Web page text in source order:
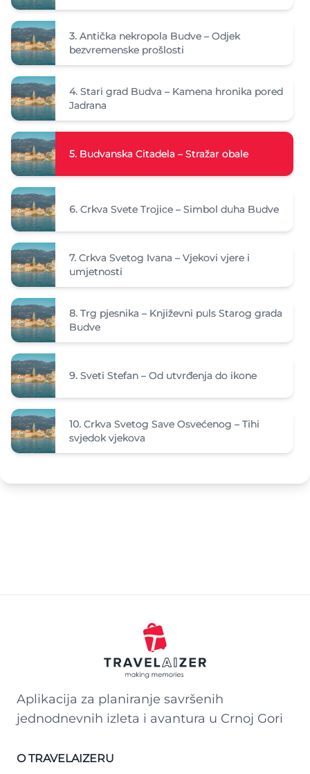
3. Antička nekropola Budve – Odjek
bezvremenske prošlosti
4. Stari grad Budva – Kamena hronika pored
Jadrana
5. Budvanska Citadela – Stražar obale
6. Crkva Svete Trojice – Simbol duha Budve
7. Crkva Svetog Ivana – Vjekovi vjere i
umjetnosti
8. Trg pjesnika – Književni puls Starog grada
Budve
9. Sveti Stefan – Od utvrđenja do ikone
10. Crkva Svetog Save Osvećenog – Tihi
svjedok vjekova
Aplikacija za planiranje savršenih
jednodnevnih izleta i avantura u Crnoj Gori
O TRAVELAIZERU